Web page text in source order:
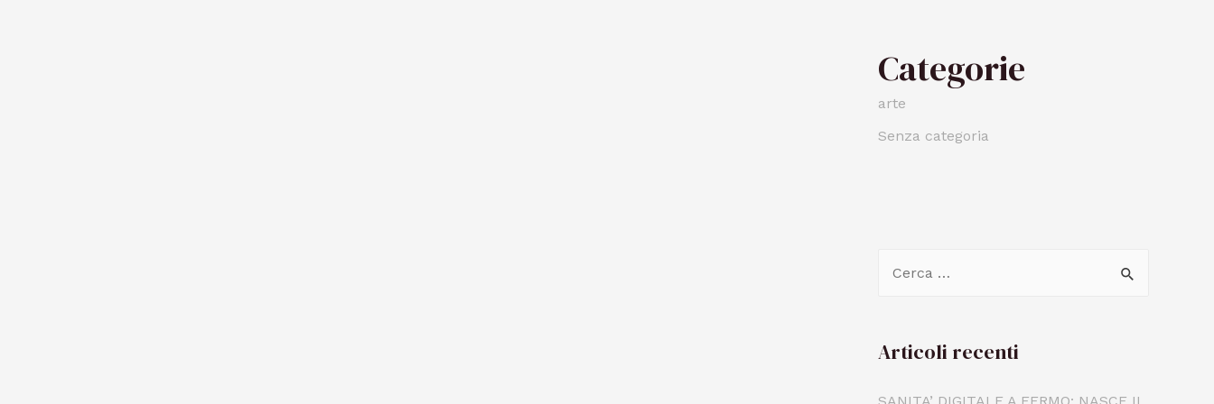
Categorie
arte
Senza categoria
Articoli recenti